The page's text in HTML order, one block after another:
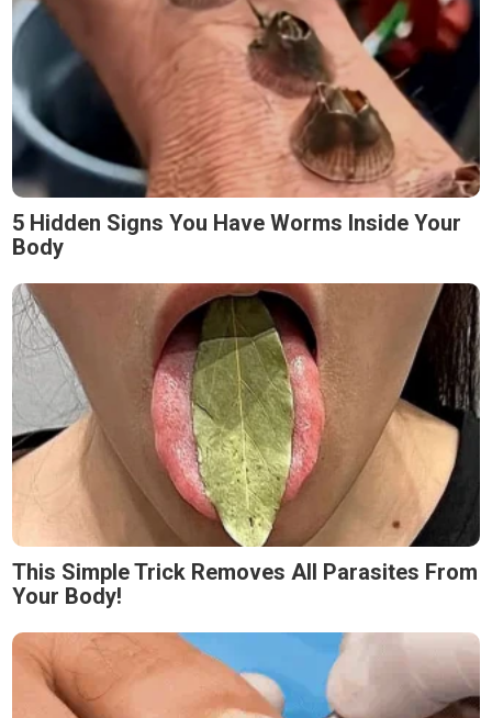
5 Hidden Signs You Have Worms Inside Your
Body
This Simple Trick Removes All Parasites From
Your Body!